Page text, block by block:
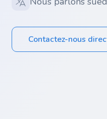
Contactez-nous